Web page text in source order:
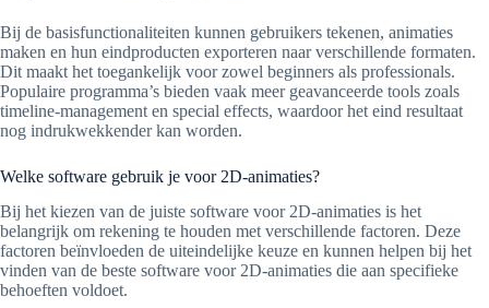
Bij de basisfunctionaliteiten kunnen gebruikers tekenen, animaties
maken en hun eindproducten exporteren naar verschillende formaten.
Dit maakt het toegankelijk voor zowel beginners als professionals.
Populaire programma’s bieden vaak meer geavanceerde tools zoals
timeline-management en special effects, waardoor het eind resultaat
nog indrukwekkender kan worden.
Welke software gebruik je voor 2D-animaties?
Bij het kiezen van de juiste software voor 2D-animaties is het
belangrijk om rekening te houden met verschillende factoren. Deze
factoren beïnvloeden de uiteindelijke keuze en kunnen helpen bij het
vinden van de beste software voor 2D-animaties die aan specifieke
behoeften voldoet.